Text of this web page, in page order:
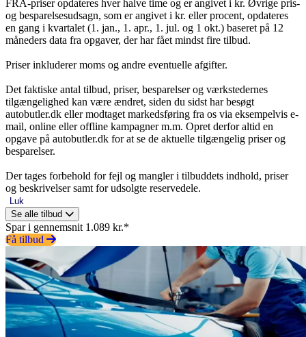
FRA-priser opdateres hver halve time og er angivet i kr. Øvrige pris-
og besparelsesudsagn, som er angivet i kr. eller procent, opdateres
en gang i kvartalet (1. jan., 1. apr., 1. jul. og 1 okt.) baseret på 12
måneders data fra opgaver, der har fået mindst fire tilbud.
Priser inkluderer moms og andre eventuelle afgifter.
Det faktiske antal tilbud, priser, besparelser og værkstedernes
tilgængelighed kan være ændret, siden du sidst har besøgt
autobutler.dk eller modtaget markedsføring fra os via eksempelvis e-
mail, online eller offline kampagner m.m. Opret derfor altid en
opgave på autobutler.dk for at se de aktuelle tilgængelig priser og
besparelser.
Der tages forbehold for fejl og mangler i tilbuddets indhold, priser
og beskrivelser samt for udsolgte reservedele.
Luk
Se alle tilbud
Spar i gennemsnit 1.089 kr.*
Få tilbud